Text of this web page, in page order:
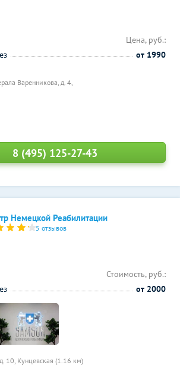
Варенникова, д. 4,
Цена, руб.:
от 1990
8 (495) 125-27-43
Немецкой Реабилитации
5 отзывов
10, Кунцевская (1.16 км)
Стоимость, руб.:
от 2000